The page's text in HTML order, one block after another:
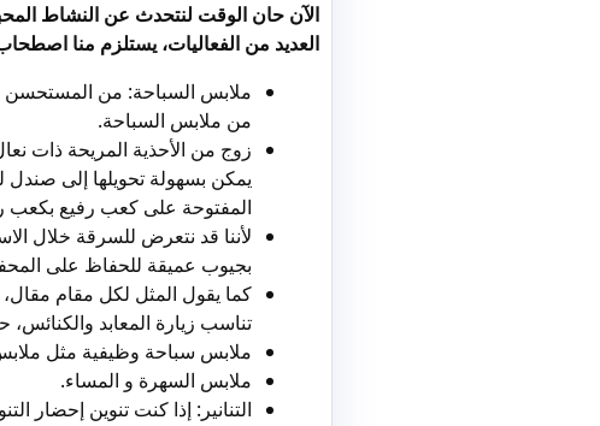
الآن حان الوقت لنتحدث عن النشاط
العديد من الفعاليات، يستلزم منا
ملابس السباحة: من المستحسن
من ملابس السباحة.
زوج من الأحذية المريحة ذات
يمكن بسهولة تحويلها إلى
المفتوحة على كعب رفيع بكعب
لأننا قد نتعرض للسرقة خلال
بجيوب عميقة للحفاظ على
كما يقول المثل لكل مقام
تناسب زيارة المعابد
ملابس سباحة وظيفية مثل
ملابس السهرة و المساء.
التنانير: إذا كنت تنوين إحضار